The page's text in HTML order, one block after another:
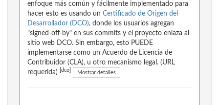
enfoque más común y fácilmente implementado para
hacer esto es usando un Certificado de Origen del
Desarrollador (DCO), donde los usuarios agregan
"signed-off-by" en sus commits y el proyecto enlaza al
sitio web DCO. Sin embargo, esto PUEDE
implementarse como un Acuerdo de Licencia de
Contribuidor (CLA), u otro mecanismo legal. (URL
requerida)
[dco] Mostrar detalles